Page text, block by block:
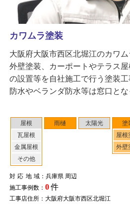
屋根
瓦屋根
金属屋根
その他
雨樋 太陽光
塗
屋根
外壁
対応地域：兵庫県 周辺
施工事例数： 0件
工事店住所：大阪府大阪市西区北堀江
カワムラ塗装
大阪府大阪市西区北堀江のカワ
外壁塗装、カーポートやテラス
の設置等を自社施工で行う塗装
防水やベランダ防水等は窓口とな